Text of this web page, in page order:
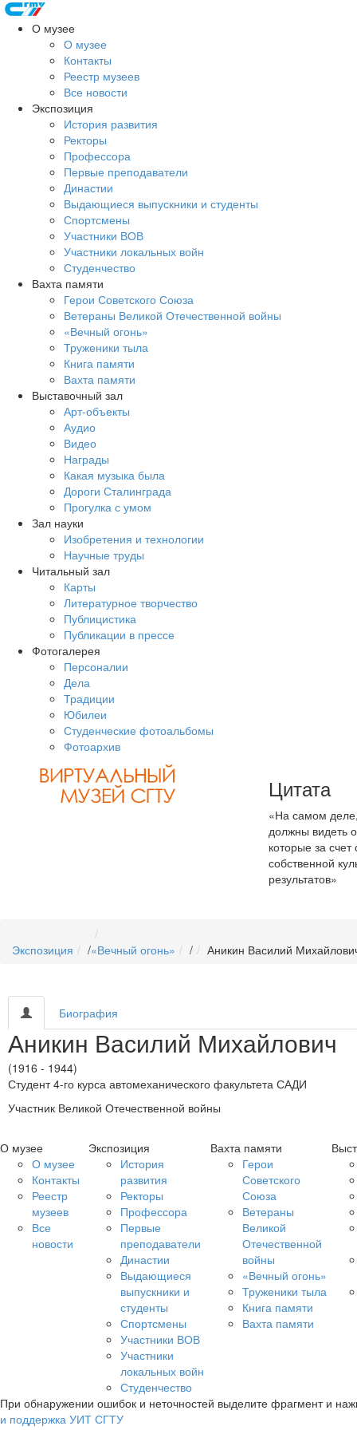
О музее
О музее
Контакты
Реестр музеев
Все новости
Экспозиция
История развития
Ректоры
Профессора
Первые преподаватели
Династии
Выдающиеся выпускники и студенты
Спортсмены
Участники ВОВ
Участники локальных войн
Студенчество
Вахта памяти
Герои Советского Союза
Ветераны Великой Отечественной войны
«Вечный огонь»
Труженики тыла
Книга памяти
Вахта памяти
Выставочный зал
Арт-объекты
Аудио
Видео
Награды
Какая музыка была
Дороги Сталинграда
Прогулка с умом
Зал науки
Изобретения и технологии
Научные труды
Читальный зал
Карты
Литературное творчество
Публицистика
Публикации в прессе
Фотогалерея
Персоналии
Дела
Традиции
Юбилеи
Студенческие фотоальбомы
Фотоархив
Цитата
«На самом
должны видеть
которые за счет
собственной
результатов»
Экспозиция /«Вечный огонь» / Аникин Василий
Биография
Аникин Василий Михайлович
(1916 - 1944)
Студент 4-го курса автомеханического факультета САДИ
Участник Великой Отечественной войны
О музее
О музее
Контакты
Реестр
музеев
Все
новости
Экспозиция
История
развития
Ректоры
Профессора
Первые
преподаватели
Династии
Выдающиеся
выпускники и
студенты
Спортсмены
Участники ВОВ
Участники
локальных войн
Студенчество
Вахта памяти
Герои
Советского
Союза
Ветераны
Великой
Отечественной
войны
«Вечный огонь»
Труженики тыла
Книга памяти
Вахта памяти
При обнаружении ошибок и неточностей выделите фрагмент и
и поддержка УИТ СГТУ